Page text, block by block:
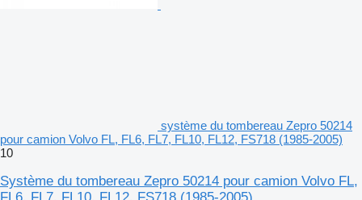
système du tombereau Zepro 50214
pour camion Volvo FL, FL6, FL7, FL10, FL12, FS718 (1985-2005)
10
Système du tombereau Zepro 50214 pour camion Volvo FL,